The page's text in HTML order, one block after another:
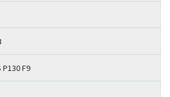
P130 F9